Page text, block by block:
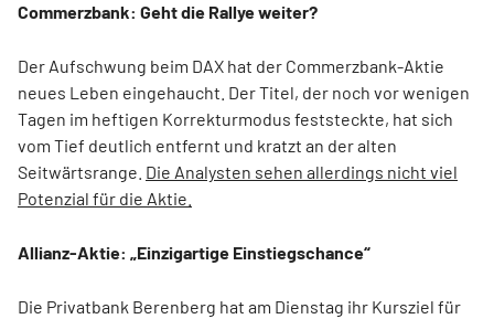
Commerzbank: Geht die Rallye weiter?
Der Aufschwung beim DAX hat der Commerzbank-Aktie
neues Leben eingehaucht. Der Titel, der noch vor wenigen
Tagen im heftigen Korrekturmodus feststeckte, hat sich
vom Tief deutlich entfernt und kratzt an der alten
Seitwärtsrange. Die Analysten sehen allerdings nicht viel
Potenzial für die Aktie.
Allianz-Aktie: „Einzigartige Einstiegschance“
Die Privatbank Berenberg hat am Dienstag ihr Kursziel für